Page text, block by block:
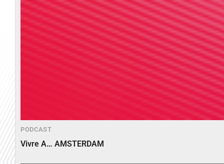
PODCAST
Vivre A… AMSTERDAM